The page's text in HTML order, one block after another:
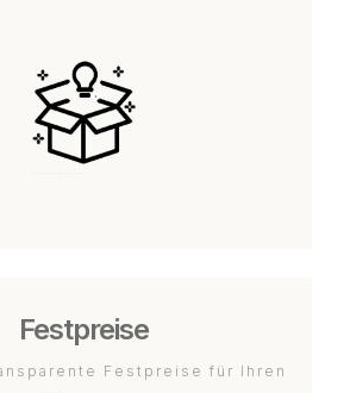
Festpreise
Festpreise für Ihren